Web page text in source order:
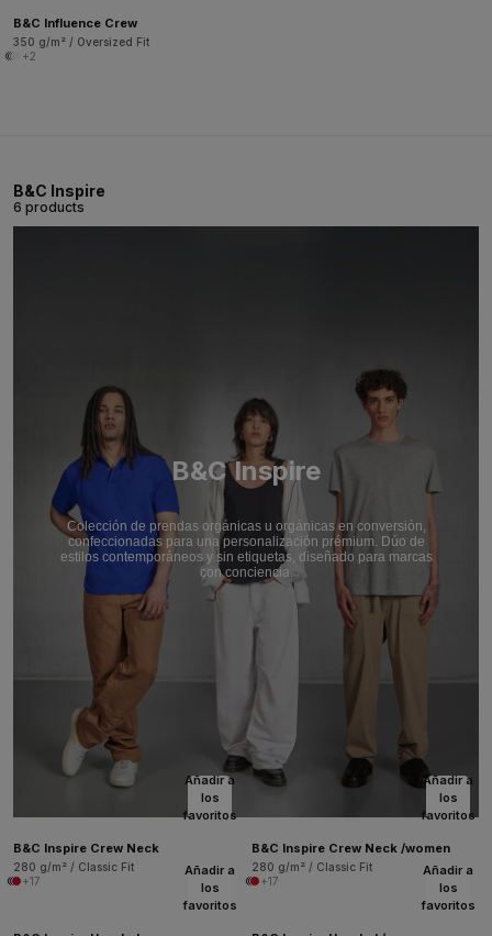
B&C Influence Crew
350 g/m² / Oversized Fit
+2
B&C Inspire
6 products
B&C Inspire
Colección de prendas orgánicas u orgánicas en conversión,
confeccionadas para una personalización prémium. Dúo de
estilos contemporáneos y sin etiquetas, diseñado para marcas
con conciencia.
Añadir a
los
favoritos
B&C Inspire Crew Neck
280 g/m² / Classic Fit
+17
Añadir a
los
favoritos
B&C Inspire Crew Neck /women
280 g/m² / Classic Fit
+17
Añadir a
los
favoritos
Añadir a
los
favoritos